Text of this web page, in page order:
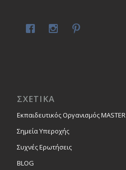
ΣΧΕΤΙΚΑ
Εκπαιδευτικός Οργανισμός MASTER
Σημεία Υπεροχής
Συχνές Ερωτήσεις
BLOG